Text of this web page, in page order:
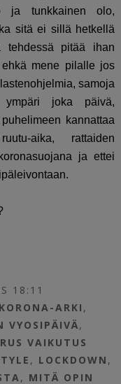
ja tunkkainen olo,
sitä ei sillä hetkellä
tehdessä pitää ihan
mene pilalle jos
samoja
ympäri joka päivä,
kannattaa
aika, rattaiden
ja ettei
18:11
KORONA-ARKI ,
VYOSIPÄIVÄ,
VAIKUTUS
, LOCKDOWN ,
, MITÄ OPIN